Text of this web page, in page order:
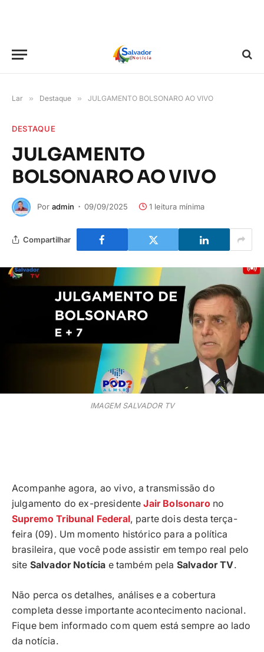
Lar » Destaque » JULGAMENTO BOLSONARO AO VIVO
DESTAQUE
JULGAMENTO
BOLSONARO AO VIVO
Por admin 09/09/2025 1 leitura mínima
Compartilhar
IMAGEM SALVADOR TV
Acompanhe agora, ao vivo, a transmissão do
julgamento do ex-presidenteJair Bolsonarono
Supremo Tribunal Federal, parte dois desta terça-
feira (09). Um momento histórico para a política
brasileira, que você pode assistir em tempo real pelo
site Salvador Notícia e também pela Salvador TV.
Não perca os detalhes, análises e a cobertura
completa desse importante acontecimento nacional.
Fique bem informado com quem está sempre ao lado
da notícia.